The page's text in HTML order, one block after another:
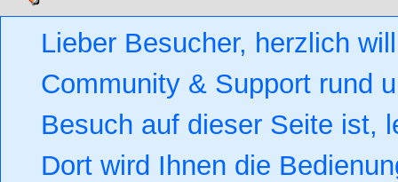
Lieber Besucher, herzlich
Community & Support rund
Besuch auf dieser Seite ist,
Dort wird Ihnen die